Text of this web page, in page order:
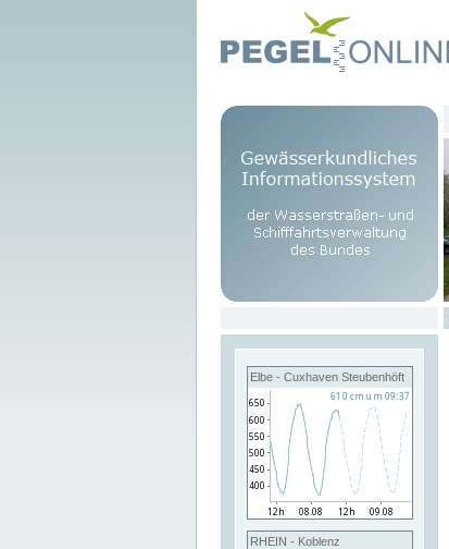
Elbe - Cuxhaven Steubenhöft
RHEIN - Koblenz